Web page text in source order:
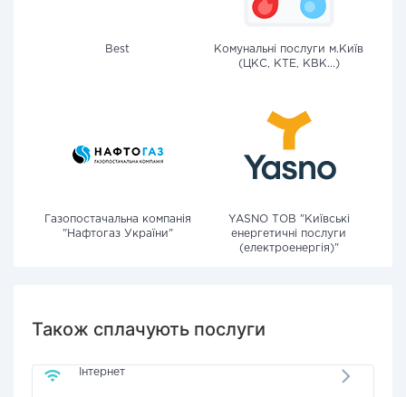
Best
Комунальні послуги м.Київ
(ЦКС, КТЕ, КВК...)
Газопостачальна компанія
"Нафтогаз України"
YASNO ТОВ "Київські
енергетичні послуги
(електроенергія)"
Також сплачують послуги
Інтернет